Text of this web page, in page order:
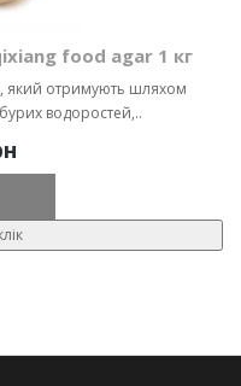
food agar 1 кг
який отримують шляхом
водоростей,..